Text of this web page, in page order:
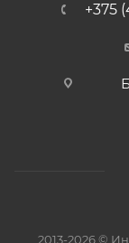
+375
2013-2026 ©